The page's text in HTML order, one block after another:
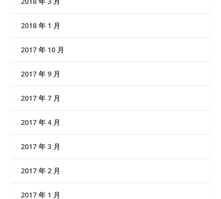
2018 年 1 月
2017 年 10 月
2017 年 9 月
2017 年 7 月
2017 年 4 月
2017 年 3 月
2017 年 2 月
2017 年 1 月